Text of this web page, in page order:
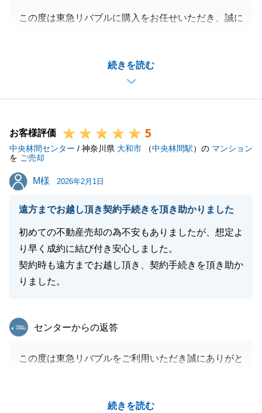
続きを読む
この度は東急リバブルに購入をお任せいただき、誠に
だき心より感謝申し上げます。
今後、新しいご家族と一緒に楽しい毎日を過ごせます
ことを心より願っております。
し付けください。
何卒、よろしくお願い申し上げます。
お客様評価 5
中央林間センター / 神奈川県 大和市 （中央林間駅）の マンション
を ご売却
M様
M様 2026年2月1日
遠方までお越し頂き契約手続きを頂き助かりました
初めての不動産売却の為不安もありましたが、想定よ
り早く成約に結び付き安心しました。
契約時も遠方までお越し頂き、契約手続きを頂き助か
りました。
続きを読む
東急リバブル
センターからの返答
この度は東急リバブルをご利用いただき誠にありがと
やりとりにご協力をいただき誠にありがとうございま